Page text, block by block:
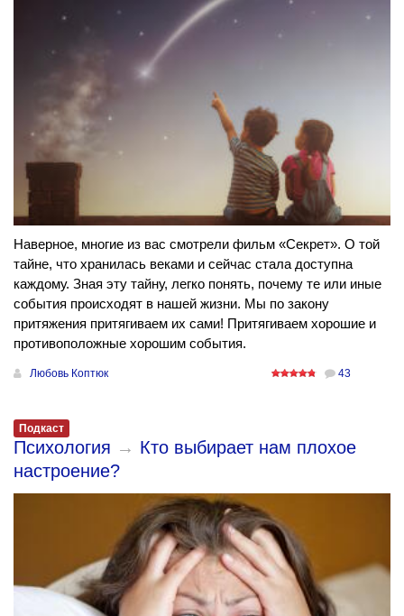
Наверное, многие из вас смотрели фильм «Секрет». О той
тайне, что хранилась веками и сейчас стала доступна
каждому. Зная эту тайну, легко понять, почему те или иные
события происходят в нашей жизни. Мы по закону
притяжения притягиваем их сами! Притягиваем хорошие и
противоположные хорошим события.
Любовь Коптюк 43
Подкаст
Психология → Кто выбирает нам плохое
настроение?